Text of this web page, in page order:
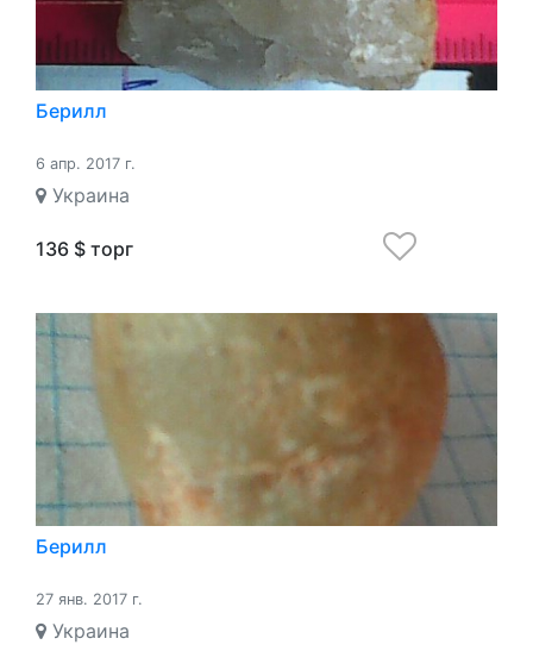
Берилл
6 апр. 2017 г.
Украина
136 $ торг
Берилл
27 янв. 2017 г.
Украина